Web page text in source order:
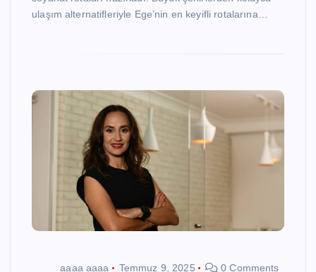
ulaşım alternatifleriyle Ege’nin en keyifli rotalarına…
aaaa aaaa Temmuz 9, 2025 0 Comments